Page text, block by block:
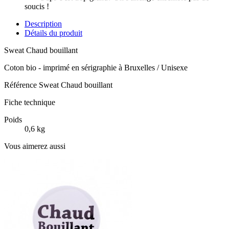
soucis !
Description
Détails du produit
Sweat Chaud bouillant
Coton bio - imprimé en sérigraphie à Bruxelles / Unisexe
Référence Sweat Chaud bouillant
Fiche technique
Poids
0,6 kg
Vous aimerez aussi